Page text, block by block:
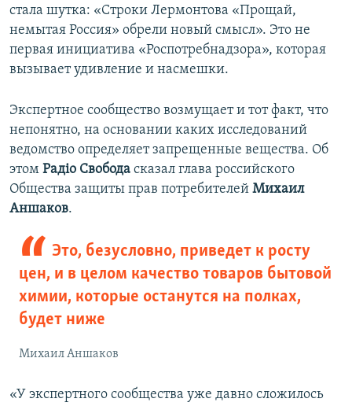
стала шутка: «Строки Лермонтова «Прощай,
немытая Россия» обрели новый смысл». Это не
первая инициатива «Роспотребнадзора», которая
вызывает удивление и насмешки.
Экспертное сообщество возмущает и тот факт, что
непонятно, на основании каких исследований
ведомство определяет запрещенные вещества. Об
этом Радіо Свобода сказал глава российского
Общества защиты прав потребителей Михаил
Аншаков.
Это, безусловно, приведет к росту
цен, и в целом качество товаров бытовой
химии, которые останутся на полках,
будет ниже
Михаил Аншаков
«У экспертного сообщества уже давно сложилось